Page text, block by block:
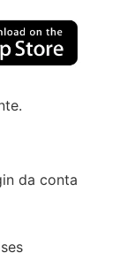
da conta